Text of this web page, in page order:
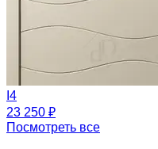
I4
23 250 ₽
Посмотреть все